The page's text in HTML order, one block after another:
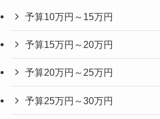
予算10万円～15万円
予算15万円～20万円
予算20万円～25万円
予算25万円～30万円